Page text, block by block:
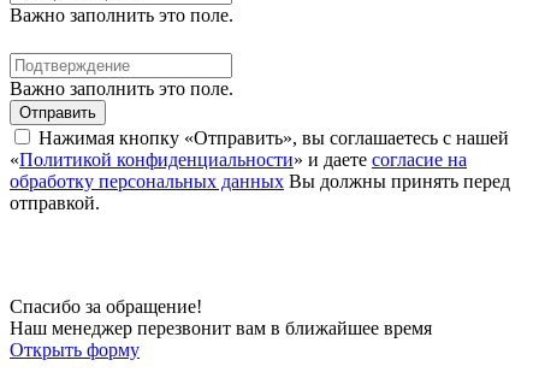
Важно заполнить это поле.
Важно заполнить это поле.
Отправить
Нажимая кнопку «Отправить», вы соглашаетесь с нашей
«Политикой конфиденциальности» и даете согласие на
обработку персональных данных Вы должны принять перед
отправкой.
Спасибо за обращение!
Наш менеджер перезвонит вам в ближайшее время
Открыть форму